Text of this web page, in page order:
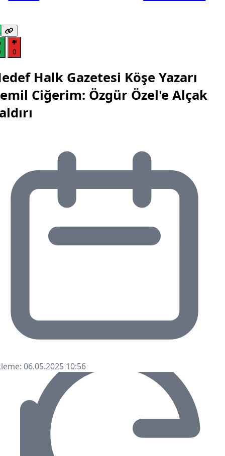
0
Halk Gazetesi Köşe Yazarı
Ciğerim: Özgür Özel'e Alçak
06.05.2025 10:56